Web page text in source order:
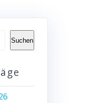
Suchen